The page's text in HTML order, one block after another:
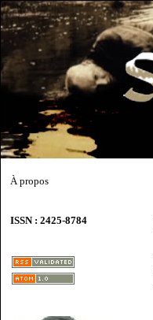
À propos
ISSN : 2425-8784